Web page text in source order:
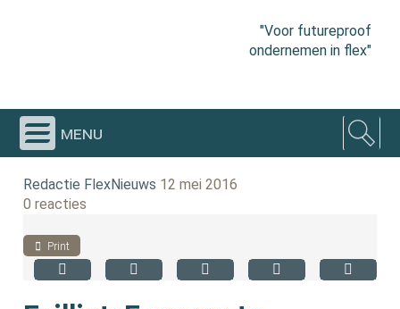
"Voor futureproof
ondernemen in flex"
menu
Redactie FlexNieuws 12 mei 2016
0 reacties
Print